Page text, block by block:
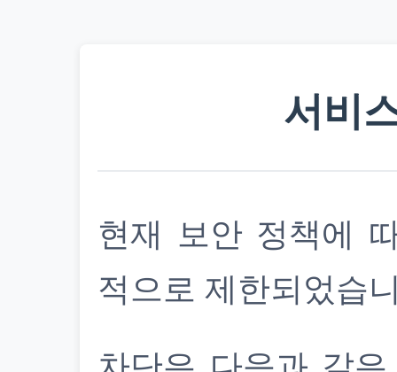
서비
현재 보안 정책에
적으로 제한되었습